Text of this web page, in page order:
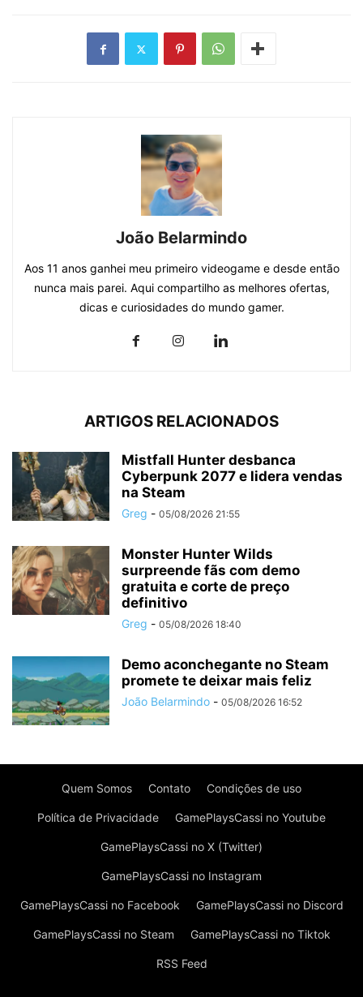
João Belarmindo
Aos 11 anos ganhei meu primeiro videogame e desde então
nunca mais parei. Aqui compartilho as melhores ofertas,
dicas e curiosidades do mundo gamer.
ARTIGOS RELACIONADOS
Mistfall Hunter desbanca
Cyberpunk 2077 e lidera vendas
na Steam
Greg - 05/08/2026 21:55
Monster Hunter Wilds
surpreende fãs com demo
gratuita e corte de preço
definitivo
Greg - 05/08/2026 18:40
Demo aconchegante no Steam
promete te deixar mais feliz
João Belarmindo - 05/08/2026 16:52
Quem Somos Contato Condições de uso
Política de Privacidade GamePlaysCassi no Youtube
GamePlaysCassi no X (Twitter)
GamePlaysCassi no Instagram
GamePlaysCassi no Facebook GamePlaysCassi no Discord
GamePlaysCassi no Steam GamePlaysCassi no Tiktok
RSS Feed